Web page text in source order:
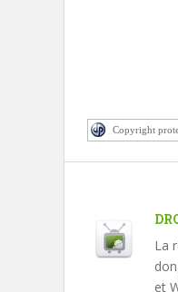
Copyright
La
et